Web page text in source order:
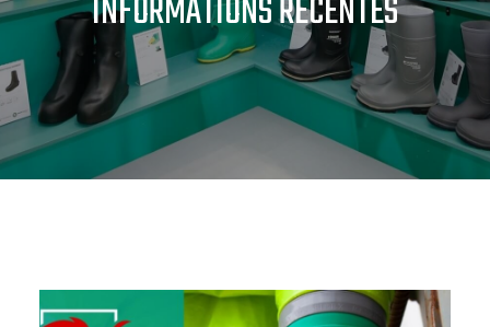
INFORMATIONS RÉCENTES